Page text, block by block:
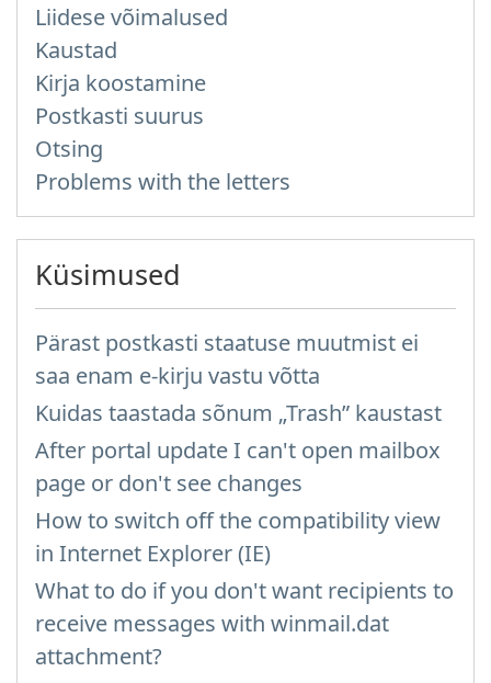
Liidese võimalused
Kaustad
Kirja koostamine
Postkasti suurus
Otsing
Problems with the letters
Küsimused
Pärast postkasti staatuse muutmist ei
saa enam e-kirju vastu võtta
Kuidas taastada sõnum „Trash” kaustast
After portal update I can't open mailbox
page or don't see changes
How to switch off the compatibility view
in Internet Explorer (IE)
What to do if you don't want recipients to
receive messages with winmail.dat
attachment?